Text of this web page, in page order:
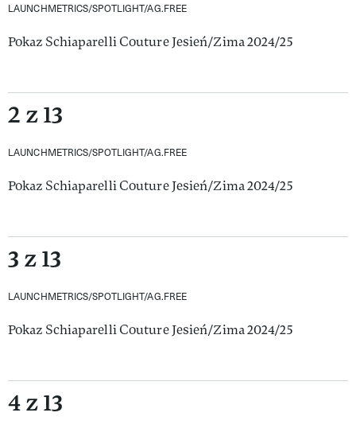
LAUNCHMETRICS/SPOTLIGHT/AG.FREE
Pokaz Schiaparelli Couture Jesień/Zima 2024/25
2 z 13
LAUNCHMETRICS/SPOTLIGHT/AG.FREE
Pokaz Schiaparelli Couture Jesień/Zima 2024/25
3 z 13
LAUNCHMETRICS/SPOTLIGHT/AG.FREE
Pokaz Schiaparelli Couture Jesień/Zima 2024/25
4 z 13